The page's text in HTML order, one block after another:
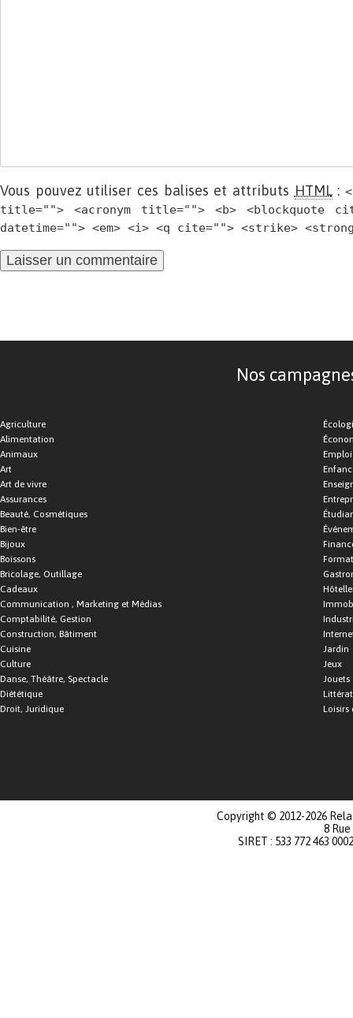
Vous pouvez utiliser ces balises et attributs HTML:
title=""> <acronym title=""> <b> <blockquote
datetime=""> <em> <i> <q cite=""> <strike>
Nos
Agriculture
Alimentation
Animaux
Art
Art de vivre
Assurances
Beauté, Cosmétiques
Bien-être
Bijoux
Boissons
Bricolage, Outillage
Cadeaux
Communication , Marketing et Médias
Comptabilité, Gestion
Construction, Bâtiment
Cuisine
Culture
Danse, Théâtre, Spectacle
Diététique
Droit, Juridique
Emploi
Jardin
Jeux
Jouets
Loisirs
Copyright © 2012-2026
8
SIRET : 533 772 463